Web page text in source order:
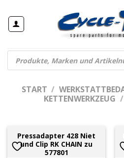
Inhalt
springen
Products
search
START /
KETTENWERKZEUG /
Pressadapter 428 Niet
und Clip RK CHAIN zu
577801